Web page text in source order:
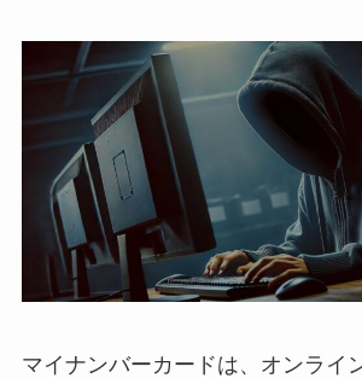
マイナンバーカードは、オンライ